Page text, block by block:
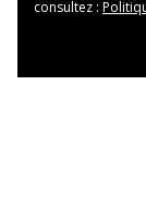
consultez :